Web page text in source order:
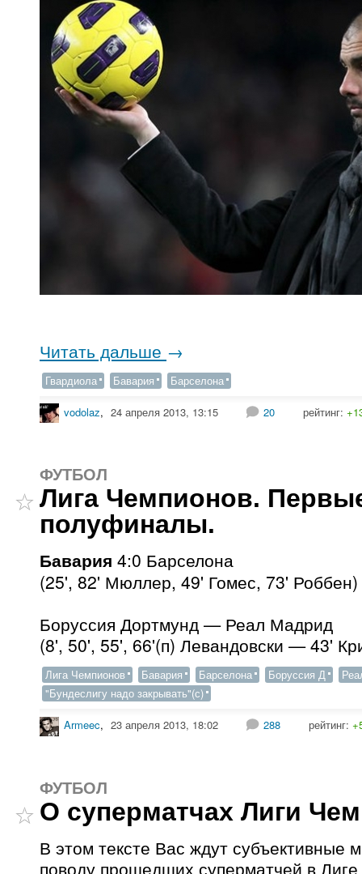
Читать дальше →
Гвардиола Бавария Барселона
vodolaz, 24 апреля 2013, 13:15 20 рейтинг:
ФУТБОЛ
Лига Чемпионов.
полуфиналы.
Бавария 4:0 Барселона
(25', 82' Мюллер, 49' Гомес, 73' Роббен)
Боруссия Дортмунд — Реал Мадрид
(8', 50', 55', 66'(п) Левандовски — 43'
Лига Чемпионов Бавария Барселона Боруссия Д
"Бундеслигу надо закрывать"(с)
Armeec, 23 апреля 2013, 18:02 288 рейтинг:
ФУТБОЛ
О суперматчах Лиги
В этом тексте Вас ждут субъективные
поводу прошедших суперматчей в